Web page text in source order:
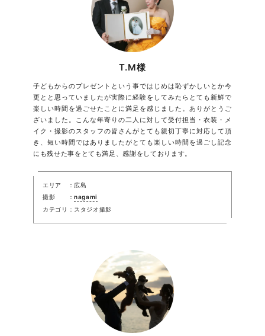
T.M様
子どもからのプレゼントという事ではじめは恥ずかしいとか今
更とと思っていましたが実際に経験をしてみたらとても新鮮で
楽しい時間を過ごせたことに満足を感じました。ありがとうご
ざいました。こんな年寄りの二人に対して受付担当・衣装・メ
イク・撮影のスタッフの皆さんがとても親切丁寧に対応して頂
き、短い時間ではありましたがとても楽しい時間を過ごし記念
にも残せた事をとても満足、感謝をしております。
エリア
広島
撮影
nagami
カテゴリ
スタジオ撮影